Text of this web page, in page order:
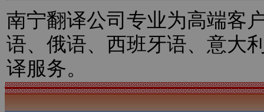
南宁翻译公司专业为高端客
语、俄语、西班牙语、意大
译服务。